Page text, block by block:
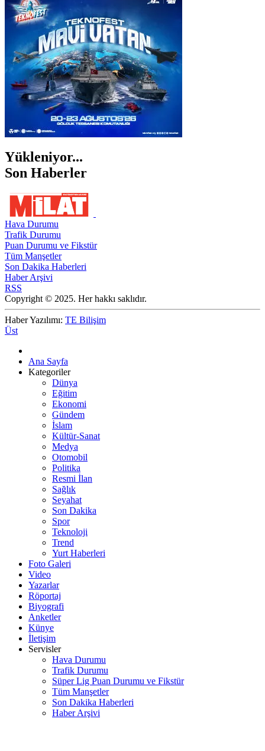
İZMİR
ŞANLIURFA
ŞIRNAK
Yükleniyor...
Son Haberler
Hava Durumu
Trafik Durumu
Puan Durumu ve Fikstür
Tüm Manşetler
Son Dakika Haberleri
Haber Arşivi
RSS
Copyright © 2025. Her hakkı saklıdır.
Haber Yazılımı: TE Bilişim
Üst
Ana Sayfa
Kategoriler
Dünya
Eğitim
Ekonomi
Gündem
İslam
Kültür-Sanat
Medya
Otomobil
Politika
Resmi İlan
Sağlık
Seyahat
Son Dakika
Spor
Teknoloji
Trend
Yurt Haberleri
Foto Galeri
Video
Yazarlar
Röportaj
Biyografi
Anketler
Künye
İletişim
Servisler
Hava Durumu
Trafik Durumu
Süper Lig Puan Durumu ve Fikstür
Tüm Manşetler
Son Dakika Haberleri
Haber Arşivi